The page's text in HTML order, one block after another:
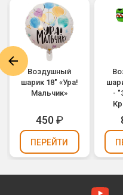
Воздушный
шарик 18" «Ура!
Мальчик»
450₽
ПЕРЕЙТИ
-